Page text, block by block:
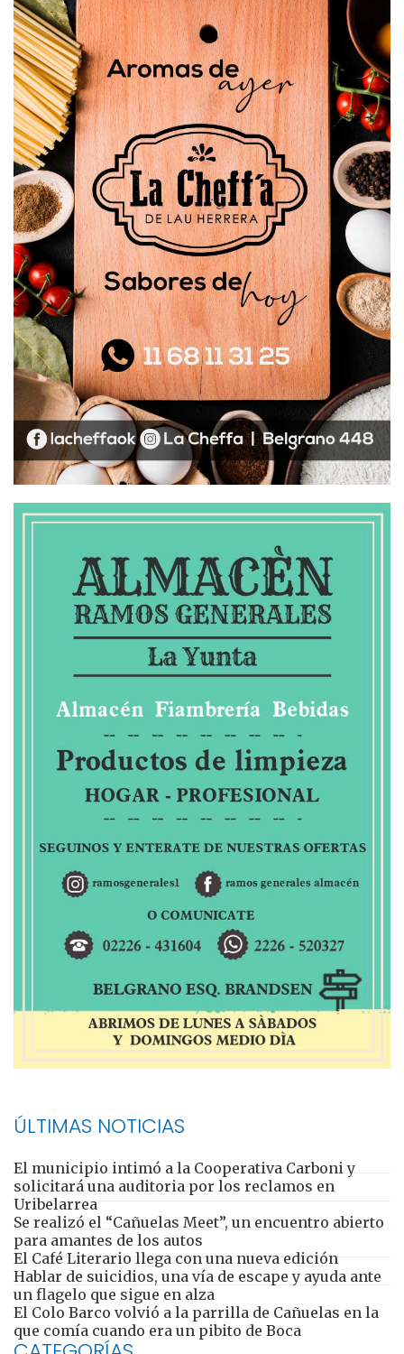
ÚLTIMAS NOTICIAS
El municipio intimó a la Cooperativa Carboni y
solicitará una auditoria por los reclamos en
Uribelarrea
Se realizó el “Cañuelas Meet”, un encuentro abierto
para amantes de los autos
El Café Literario llega con una nueva edición
Hablar de suicidios, una vía de escape y ayuda ante
un flagelo que sigue en alza
El Colo Barco volvió a la parrilla de Cañuelas en la
que comía cuando era un pibito de Boca